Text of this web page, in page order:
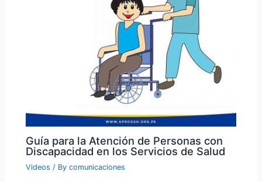
Guía para la Atención de Personas con
Discapacidad en los Servicios de Salud
Videos / Bycomunicaciones